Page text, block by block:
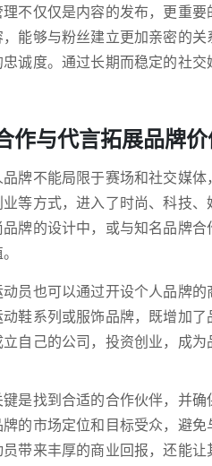
不仅仅是内容的发布，更重
能够与粉丝建立更加亲密的
诚度。通过长期而稳定的社
作与代言拓展品牌
牌不能局限于赛场和社交媒
等方式，进入了时尚、科技
牌的设计中，或与知名品牌
员也可以通过开设个人品牌
鞋系列或服饰品牌，既增加
自己的公司，投资创业，成
是找到合适的合作伙伴，并
的市场定位和目标受众，避
带来丰厚的商业回报，还能